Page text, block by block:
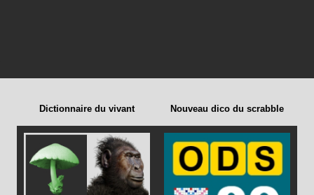
Dictionnaire du vivant Nouveau dico du scrabble